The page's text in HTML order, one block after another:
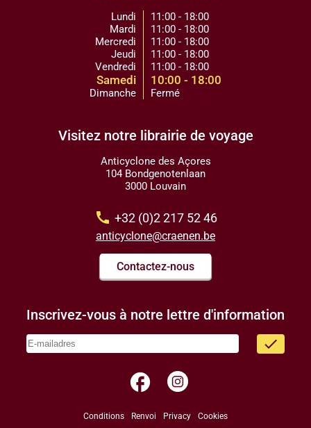
Lundi
Mardi
Mercredi
Jeudi
Vendredi
Samedi
Dimanche
11:00 - 18:00
11:00 - 18:00
11:00 - 18:00
11:00 - 18:00
11:00 - 18:00
10:00 - 18:00
Fermé
Visitez notre librairie de voyage
Anticyclone des Açores
104 Bondgenotenlaan
3000 Louvain
call +32 (0)2 217 52 46
anticyclone@craenen.be
Contactez-nous
Inscrivez-vous à notre lettre d'information
done
facebook
Conditions Renvoi Privacy Cookies